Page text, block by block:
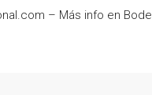
– Más info en